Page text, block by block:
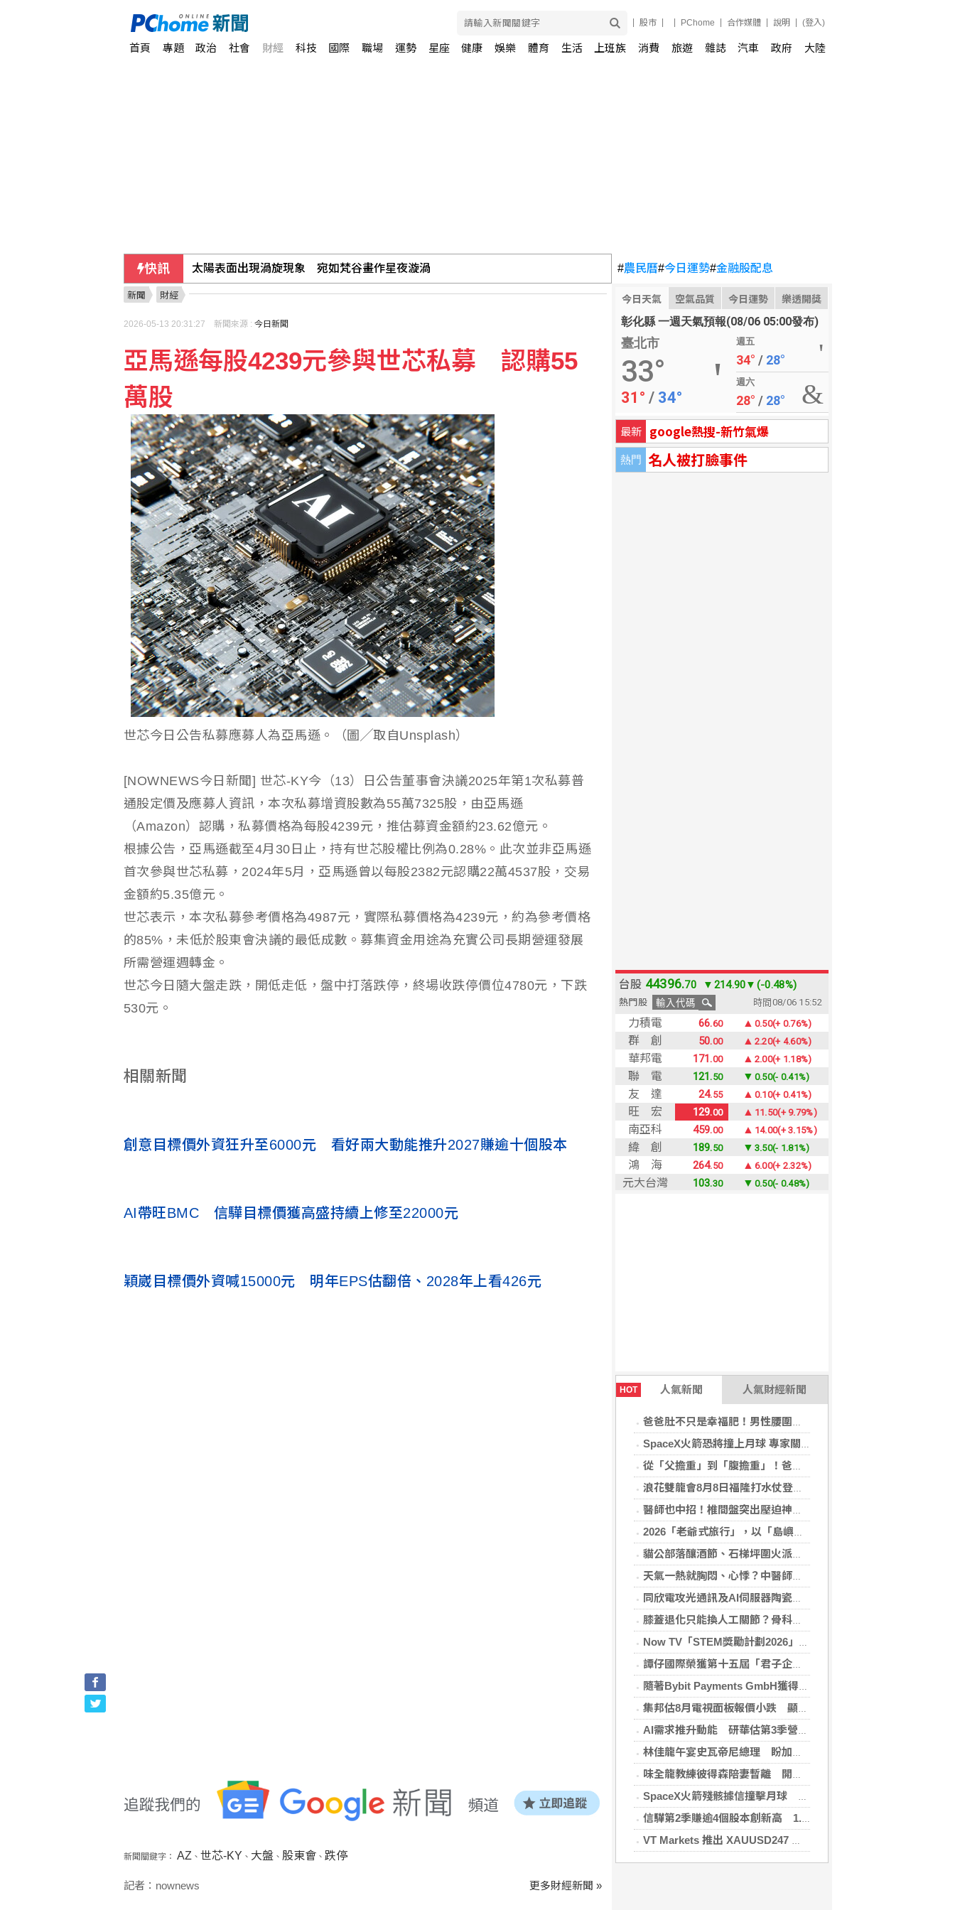
股市 PChome 合作媒體 說明 (登入)
首頁 專題 政治 社會 財經 科技 國際 職場 運勢 星座 健康 娛樂 體育 生活 上班族 消費 旅遊 雜誌 汽車 政府 大陸
快訊 太陽表面出現渦旋現象 宛如梵谷畫作星夜漩渦
三大法人買超台股45.62億元
#農民曆#今日運勢#金融股配息
今日天氣 空氣品質 今日運勢 樂透開獎
彰化縣 一週天氣預報(08/06 05:00發布)
臺北市
33°
31° / 34°
週五
34° / 28°
週六
28° / 28°
最新 google熱搜-新竹氣爆
熱門 名人被打臉事件
HOT 人氣新聞 人氣財經新聞
爸爸肚不只是幸福肥！男性腰圍逾90公分 醫籲留意脂肪肝風險
SpaceX火箭恐將撞上月球 專家關注衝擊後果
從「父擔重」到「腹擔重」！爸爸肚恐暗藏中年男性健康危機
浪花雙龍會8月8日福隆打水仗登場 尚有免費名額快報名，還可抽住宿券！
醫師也中招！椎間盤突出壓迫神經 微創內視鏡手術助重返正常生活
2026「老爺式旅行」，以「島嶼的弦外之音」為題 帶旅人開箱歌劇院後台、探訪地下舞廳年代及體驗民歌
貓公部落釀酒節、石梯坪圍火派對 分別在中秋與國慶連假登場
天氣一熱就胸悶、心悸？中醫師提醒：高溫讓心臟負擔大增，別輕忽身體警訊
同欣電攻光通訊及AI伺服器陶瓷基板 明年業績看佳
膝蓋退化只能換人工關節？骨科醫師解析「退化性關節炎」治療評估
Now TV「STEM獎勵計劃2026」正式開始｜獲長隆度假區全力支持 推出《主題樂園有趣科學大探索》第二季及「長隆小科學家大獎」
譚仔國際榮獲第十五屆「君子企業獎」 卓越ESG及營商表現備受肯定
隨著Bybit Payments GmbH獲得電子貨幣機構牌照，Bybit.eu進一步拓展其在歐洲的業務布局
集邦估8月電視面板報價小跌 顯示器及NB面板持平
AI需求推升動能 研華估第3季營收雙增、毛利率持穩
林佳龍午宴史瓦帝尼總理 盼加強各領域雙邊合作
味全龍教練彼得森陪妻暫離 開啟台美往返模式
SpaceX火箭殘骸據信撞擊月球 無即時畫面暫難確認
信驊第2季賺逾4個股本創新高 1.87億元參與M31私募
VT Markets 推出 XAUUSD247 重新定義黃金交易時間
新聞 財經
2026-05-13 20:31:27 新聞來源 : 今日新聞
亞馬遜每股4239元參與世芯私募 認購55
萬股
世芯今日公告私募應募人為亞馬遜。（圖╱取自Unsplash）
[NOWNEWS今日新聞] 世芯-KY今（13）日公告董事會決議2025年第1次私募普
通股定價及應募人資訊，本次私募增資股數為55萬7325股，由亞馬遜
（Amazon）認購，私募價格為每股4239元，推估募資金額約23.62億元。
根據公告，亞馬遜截至4月30日止，持有世芯股權比例為0.28%。此次並非亞馬遜
首次參與世芯私募，2024年5月，亞馬遜曾以每股2382元認購22萬4537股，交易
金額約5.35億元。
世芯表示，本次私募參考價格為4987元，實際私募價格為4239元，約為參考價格
的85%，未低於股東會決議的最低成數。募集資金用途為充實公司長期營運發展
所需營運週轉金。
世芯今日隨大盤走跌，開低走低，盤中打落跌停，終場收跌停價位4780元，下跌
530元。
相關新聞
創意目標價外資狂升至6000元 看好兩大動能推升2027賺逾十個股本
AI帶旺BMC 信驊目標價獲高盛持續上修至22000元
穎崴目標價外資喊15000元 明年EPS估翻倍、2028年上看426元
新聞關鍵字： AZ、 世芯-KY 、 大盤 、 股東會、 跌停
記者：nownews 更多財經新聞 »